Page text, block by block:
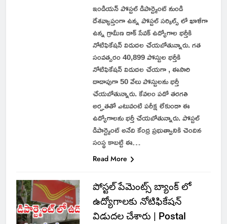
ఇండియన్ పోస్టల్ డిపార్ట్మెంట్ నుండి
దేశవ్యాప్తంగా ఉన్న పోస్టల్ సర్కిల్స్ లో ఖాళీగా
ఉన్న గ్రామీణ డాక్ సేవక్ ఉద్యోగాల భర్తీకి
నోటిఫికేషన్ విడుదల చేయబోతున్నారు. గత
సంవత్సరం 40,899 పోస్టుల భర్తీకి
నోటిఫికేషన్ విడుదల చేయగా , ఈసారి
దాదాపుగా 50 వేలు పోస్టులను భర్తీ
చేయబోతున్నారు. కేవలం పదో తరగతి
అర్హతతో ఎటువంటి పరీక్ష లేకుండా ఈ
ఉద్యోగాలను భర్తీ చేయబోతున్నారు. పోస్టల్
డిపార్ట్మెంట్ అనేది కేంద్ర ప్రభుత్వానికి చెందిన
సంస్థ కాబట్టి ఈ…
Read More
పోస్టల్ పేమెంట్స్ బ్యాంక్ లో
ఉద్యోగాలకు నోటిఫికేషన్
విడుదల చేశారు | Postal